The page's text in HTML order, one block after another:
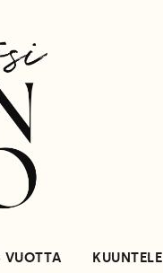
VUOTTA KUUNTELE